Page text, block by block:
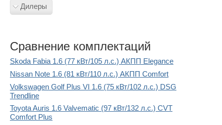
Дилеры
Сравнение комплектаций
Skoda Fabia 1.6 (77 кВт/105 л.с.) АКПП Elegance
Nissan Note 1.6 (81 кВт/110 л.с.) АКПП Comfort
Volkswagen Golf Plus VI 1.6 (75 кВт/102 л.с.) DSG
Trendline
Toyota Auris 1.6 Valvematic (97 кВт/132 л.с.) CVT
Comfort Plus